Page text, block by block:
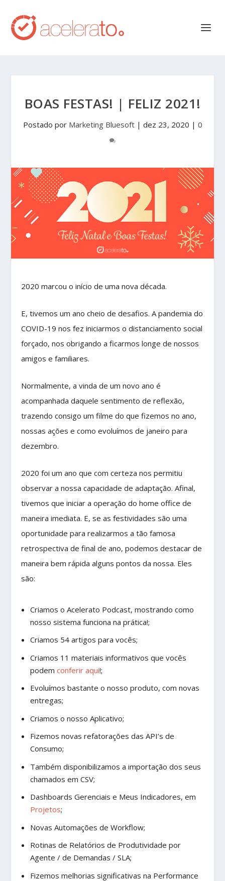
BOAS FESTAS! | FELIZ 2021!
Postado por Marketing Bluesoft| dez 23, 2020 | 0
2020 marcou o início de uma nova década.
E, tivemos um ano cheio de desafios. A pandemia do
COVID-19 nos fez iniciarmos o distanciamento social
forçado, nos obrigando a ficarmos longe de nossos
amigos e familiares.
Normalmente, a vinda de um novo ano é
acompanhada daquele sentimento de reflexão,
trazendo consigo um filme do que fizemos no ano,
nossas ações e como evoluímos de janeiro para
dezembro.
2020 foi um ano que com certeza nos permitiu
observar a nossa capacidade de adaptação. Afinal,
tivemos que iniciar a operação do home office de
maneira imediata. E, se as festividades são uma
oportunidade para realizarmos a tão famosa
retrospectiva de final de ano, podemos destacar de
maneira bem rápida alguns pontos da nossa. Eles
são:
Criamos o Acelerato Podcast, mostrando como
nosso sistema funciona na prática!;
Criamos 54 artigos para vocês;
Criamos 11 materiais informativos que vocês
podem conferir aqui!;
Evoluímos bastante o nosso produto, com novas
entregas;
Criamos o nosso Aplicativo;
Fizemos novas refatorações das API’s de
Consumo;
Também disponibilizamos a importação dos seus
chamados em CSV;
Dashboards Gerenciais e Meus Indicadores, em
Projetos;
Novas Automações de Workflow;
Rotinas de Relatórios de Produtividade por
Agente / de Demandas / SLA;
Fizemos melhorias significativas na Performance